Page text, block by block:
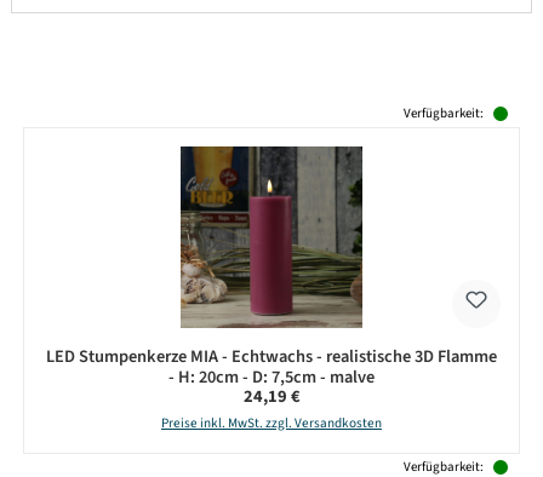
Verfügbarkeit:
LED Stumpenkerze MIA - Echtwachs - realistische 3D Flamme
- H: 20cm - D: 7,5cm - malve
Regulärer Preis:
24,19 €
Preise inkl. MwSt. zzgl. Versandkosten
Verfügbarkeit: